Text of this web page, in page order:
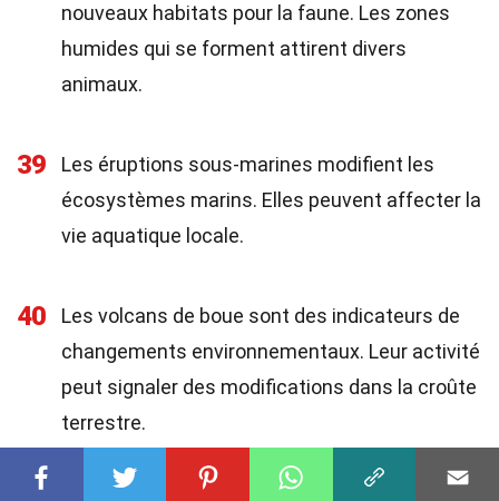
nouveaux habitats pour la faune. Les zones
humides qui se forment attirent divers
animaux.
39
Les éruptions sous-marines modifient les
écosystèmes marins. Elles peuvent affecter la
vie aquatique locale.
40
Les volcans de boue sont des indicateurs de
changements environnementaux. Leur activité
peut signaler des modifications dans la croûte
terrestre.